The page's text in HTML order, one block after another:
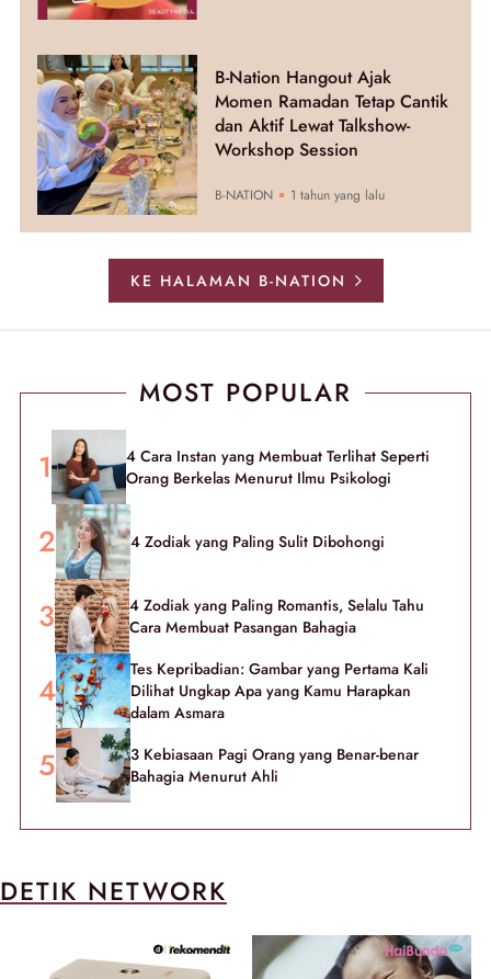
B-Nation Hangout Ajak
Momen Ramadan Tetap Cantik
dan Aktif Lewat Talkshow-
Workshop Session
B-NATION 1 tahun yang lalu
KE HALAMAN B-NATION
MOST POPULAR
4 Cara Instan yang Membuat Terlihat Seperti
Orang Berkelas Menurut Ilmu Psikologi
4 Zodiak yang Paling Sulit Dibohongi
4 Zodiak yang Paling Romantis, Selalu Tahu
Cara Membuat Pasangan Bahagia
Tes Kepribadian: Gambar yang Pertama Kali
Dilihat Ungkap Apa yang Kamu Harapkan
dalam Asmara
3 Kebiasaan Pagi Orang yang Benar-benar
Bahagia Menurut Ahli
DETIK NETWORK